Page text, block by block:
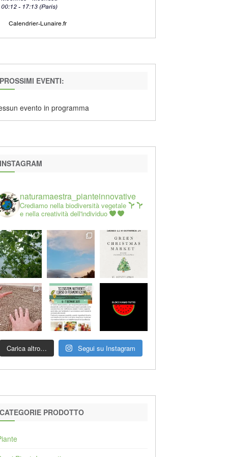
EVENTI:
evento in programma
naturamaestra_pianteinnovative
Crediamo nella biodiversità vegetale
e nella creatività dell'individuo
Carica altro… Segui su Instagram
PRODOTTO